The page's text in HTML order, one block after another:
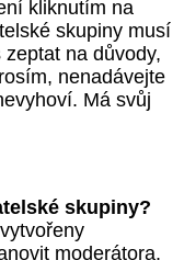
kliknutím na
skupiny musí
na důvody,
nenadávejte
Má svůj
skupiny?
moderátora.